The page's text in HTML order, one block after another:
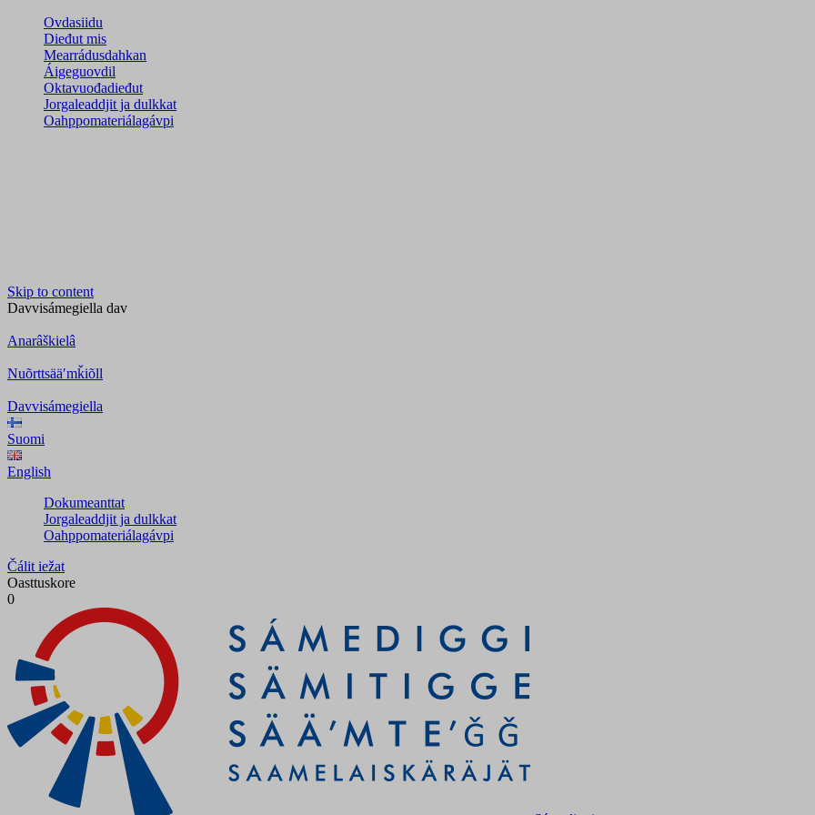
Ovdasiidu
Dieđut mis
Mearrádusdahkan
Áigeguovdil
Oktavuođadieđut
Jorgaleaddjit ja dulkkat
Oahppomateriálagávpi
Skip to content
Davvisámegiella dav
Anarâškielâ
Nuõrttsääʹmǩiõll
Davvisámegiella
Suomi
English
Dokumeanttat
Jorgaleaddjit ja dulkkat
Oahppomateriálagávpi
Čálit iežat
Oasttuskore
0